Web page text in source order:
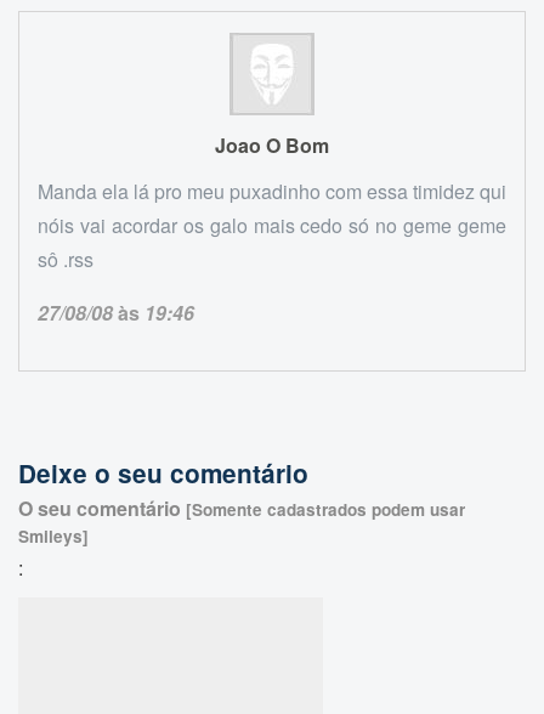
Joao O Bom
Manda ela lá pro meu puxadinho com essa timidez qui
nóis vai acordar os galo mais cedo só no geme geme
sô .rss
27/08/08às 19:46
Deixe o seu comentário
O seu comentário [Somente cadastrados podem usar
Smileys]
: